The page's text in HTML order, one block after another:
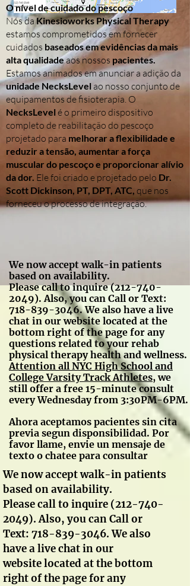
O nível de cuidado do pescoço
Nós daKinesioworks Physical Therapy
estamos comprometidos em fornecer
cuidados baseados em evidências da mais
alta qualidadeaos nossos pacientes.
Estamos animados em anunciar a adição da
unidade NecksLevel ao nosso conjunto de
equipamentos de fisioterapia. O
NecksLevelé o primeiro dispositivo
completo de reabilitação do pescoço
projetado para melhorar a flexibilidade e
reduzir a tensão, aumentar a força
muscular do pescoço e proporcionar alívio
da dor. Ele foi criado e projetado pelo Dr.
Scott Dickinson, PT, DPT, ATC, que nos
forneceu o processo de integração.
We now accept walk-in patients
based on availability.
Please call to inquire(212-740-
2049). Also, you can Call or Text:
718-839-3046. We also have a live
chat in our website located at the
bottom right of the page for any
questions related to your rehab
physical therapy health and wellness.
Attention all NYC High School and
College Varsity Track Athletes, we
still offer a free 15-minute consult
every Wednesday from 3:30PM-6PM.
Ahora aceptamos pacientes sin cita
previa segun disponsibilidad. Por
favor llame, envie un mensaje de
texto o chatee para consultar
We now accept walk-in patients
based on availability.
Please call to inquire (212-740-
2049). Also, you can Call or
Text: 718-839-3046. We also
have a live chat in our
website located at the bottom
right of the page for any